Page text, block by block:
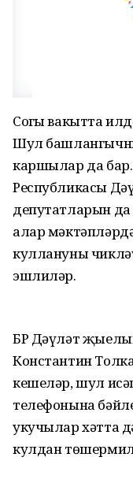
Соңгы вакытта
Шул
каршылар да
Республикасы
депутатларын
алар
куллануны
эшлиләр.
БР Дәүләт
Константин
кешеләр, шул
телефонына
укучылар хәтта
кулдан